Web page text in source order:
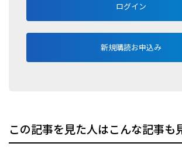
ログイン
新規購読お申込み
この記事を見た人はこんな記事も